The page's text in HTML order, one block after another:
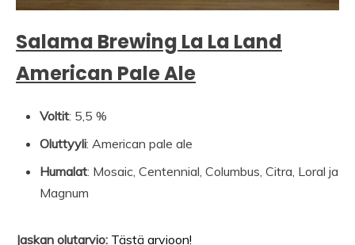
Salama Brewing La La Land
American Pale Ale
Voltit: 5,5 %
Oluttyyli: American pale ale
Humalat: Mosaic, Centennial, Columbus, Citra, Loral ja
Magnum
Jaskan olutarvio: Tästä arvioon!